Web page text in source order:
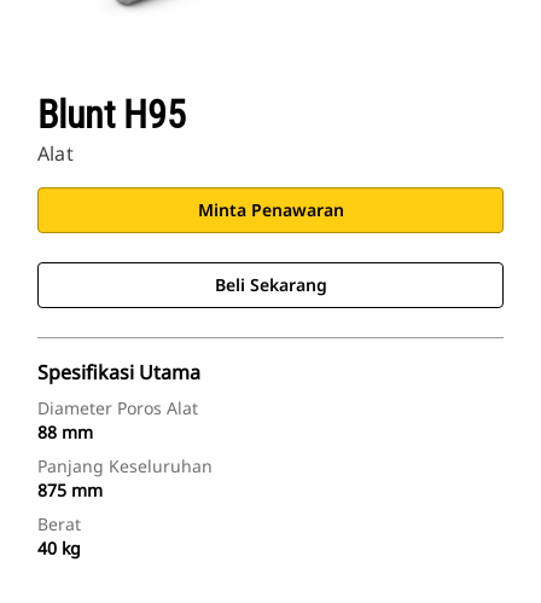
Blunt H95
Alat
Minta Penawaran
Beli Sekarang
Spesifikasi Utama
Diameter Poros Alat
88 mm
Panjang Keseluruhan
875 mm
Berat
40 kg